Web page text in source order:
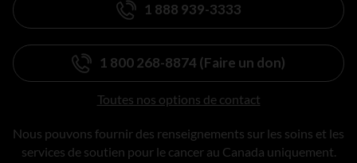
1 888 939-3333
1 800 268-8874 (Faire un don)
Toutes nos options de contact
Nous pouvons fournir des renseignements sur les soins et les
services de soutien pour le cancer au Canada uniquement.